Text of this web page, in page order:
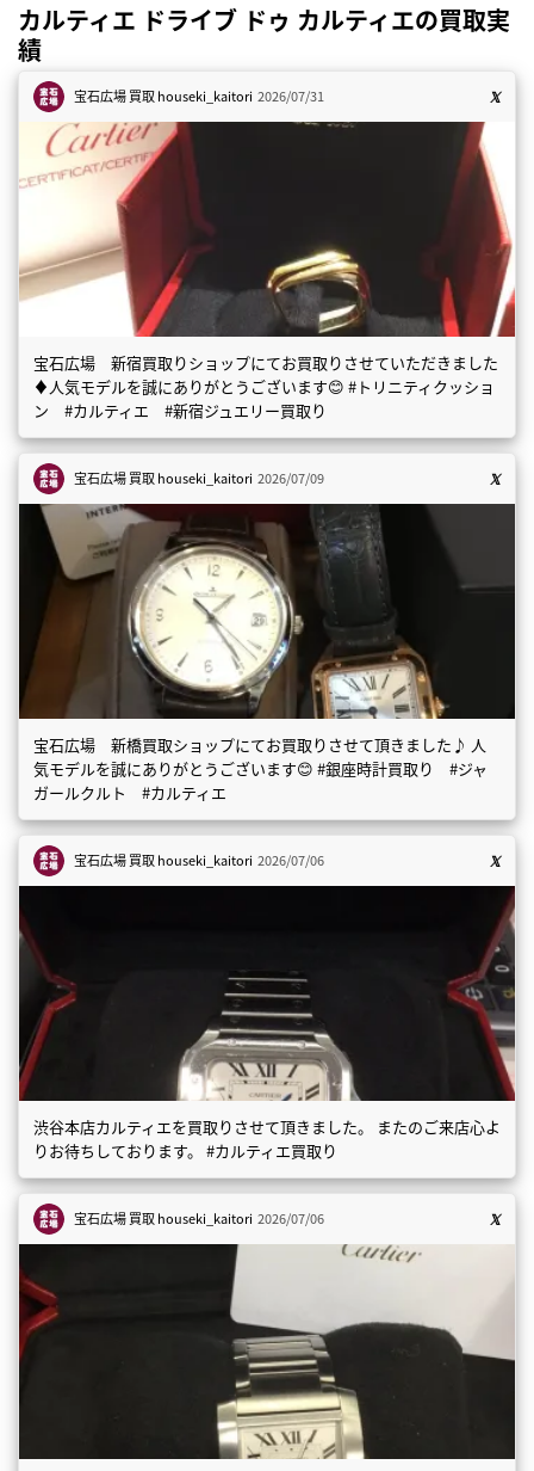
カルティエ ドライブ ドゥ カルティエの買取実
績
宝石広場 買取houseki_kaitori 2026/07/31
宝石広場 新宿買取りショップにてお買取りさせていただきました
♦️人気モデルを誠にありがとうございます😊 #トリニティクッショ
ン #カルティエ #新宿ジュエリー買取り
宝石広場 買取houseki_kaitori 2026/07/09
宝石広場 新橋買取ショップにてお買取りさせて頂きました♪ 人
気モデルを誠にありがとうございます😊 #銀座時計買取り #ジャ
ガールクルト #カルティエ
宝石広場 買取houseki_kaitori 2026/07/06
渋谷本店カルティエを買取りさせて頂きました。 またのご来店心よ
りお待ちしております。 #カルティエ買取り
宝石広場 買取houseki_kaitori 2026/07/06